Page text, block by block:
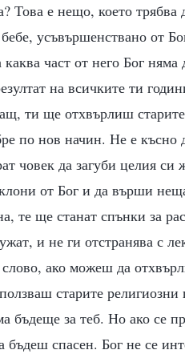
Това е нещо, което трябва
усъвършенствано от
част от него Бог
на всичките ти
ти ще отхвърлиш
по нов начин. Не е късно
човек да загуби целия
от Бог и да върши
те ще станат спънки за
и не ги отстранява с
ако можеш да
старите религиозни
бъдеще за теб. Но ако се
спасен. Бог не се